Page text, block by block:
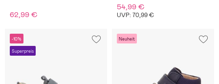
62,99 €
54,99 €
UVP: 70,99 €
-10%
Superpreis
Neuheit